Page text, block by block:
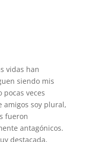
vidas han
siendo mis
veces
amigos soy plural,
fueron
antagónicos.
destacada,